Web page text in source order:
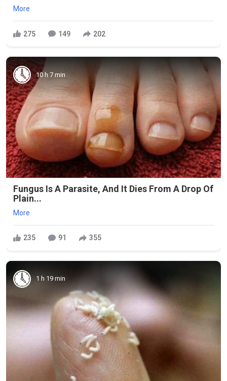
More
275 149 202
10 h 7 min
Fungus Is A Parasite, And It Dies From A Drop Of
Plain...
More
235 91 355
1 h 19 min